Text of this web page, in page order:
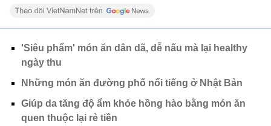
'Siêu phẩm' món ăn dân dã, dễ nấu mà lại healthy
ngày thu
Những món ăn đường phố nổi tiếng ở Nhật Bản
Giúp da tăng độ ẩm khỏe hồng hào bằng món ăn
quen thuộc lại rẻ tiền